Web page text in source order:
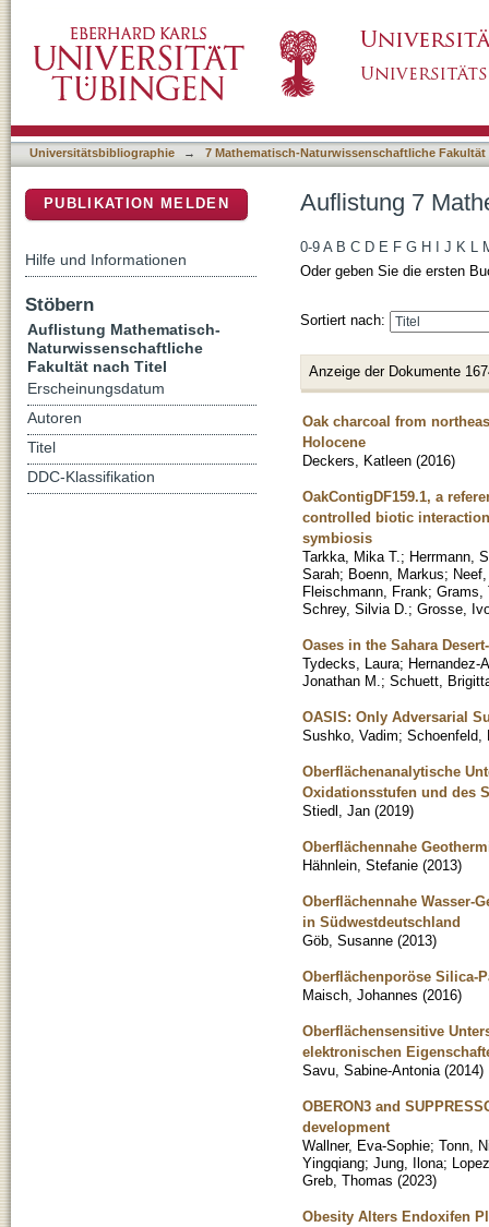
Universitätsbibliographie → 7 Mathematisch-Naturwissenschaftliche Fakultät
Auflistung 7
0-9 A B C D E F G H J K L
Oder geben Sie die ersten
Sortiert nach:
Anzeige der Dokumente
Oak charcoal from
Holocene
Deckers, Katleen (2016)
OakContigDF159.1, a
controlled biotic
symbiosis
Tarkka, Mika T. ; Herrmann,
Sarah; Boenn, Markus;
Fleischmann, Frank; Grams,
Schrey, Silvia D. ; Grosse,
Oases in the Sahara
Tydecks, Laura; Hernandez-
Jonathan M. ; Schuett,
OASIS: Only Adversarial
Sushko, Vadim; Schoenfeld,
Oberflächenanalytische
Oxidationsstufen und des
Stiedl, Jan (2019)
Oberflächennahe
Hähnlein, Stefanie (2013)
Oberflächennahe Wasser-
in Südwestdeutschland
Göb, Susanne (2013)
Oberflächenporöse Silica-
Maisch, Johannes (2016)
Oberflächensensitive
elektronischen
Savu, Sabine-Antonia (2014)
OBERON3 and
development
Wallner, Eva-Sophie; Tonn,
Yingqiang; Jung, Ilona;
Greb, Thomas (2023)
Obesity Alters Endoxifen
PUBLIKATION MELDEN
Hilfe und Informationen
Stöbern
Auflistung Mathematisch-
Naturwissenschaftliche
Fakultät nach Titel
Erscheinungsdatum
Autoren
Titel
DDC-Klassifikation